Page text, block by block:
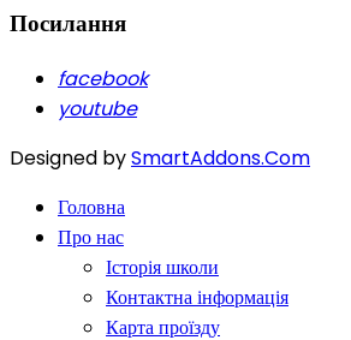
Посилання
facebook
youtube
Designed bySmartAddons.Com
Головна
Про нас
Історія школи
Контактна інформація
Карта проїзду